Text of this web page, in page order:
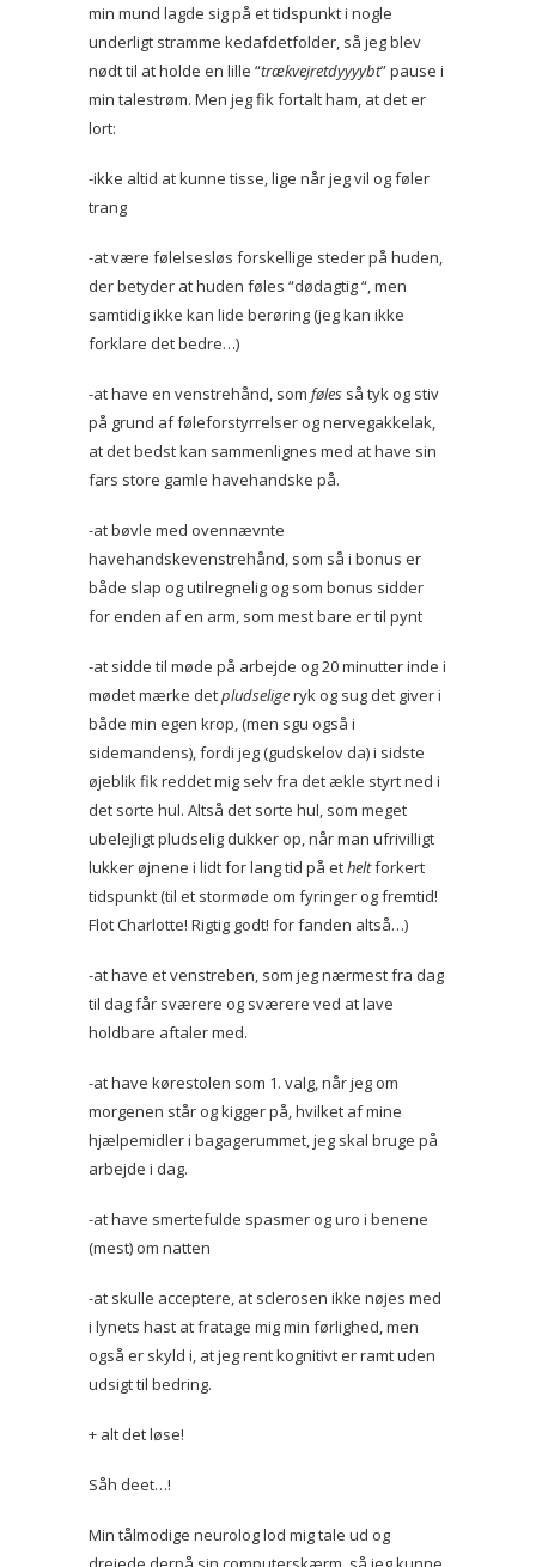
min mund lagde sig på et tidspunkt i nogle
underligt stramme kedafdetfolder, så jeg blev
nødt til at holde en lille “trækvejretdyyyybt” pause i
min talestrøm. Men jeg fik fortalt ham, at det er
lort:
-ikke altid at kunne tisse, lige når jeg vil og føler
trang
-at være følelsesløs forskellige steder på huden,
der betyder at huden føles “dødagtig “, men
samtidig ikke kan lide berøring (jeg kan ikke
forklare det bedre…)
-at have en venstrehånd, som føles så tyk og stiv
på grund af føleforstyrrelser og nervegakkelak,
at det bedst kan sammenlignes med at have sin
fars store gamle havehandske på.
-at bøvle med ovennævnte
havehandskevenstrehånd, som så i bonus er
både slap og utilregnelig og som bonus sidder
for enden af en arm, som mest bare er til pynt
-at sidde til møde på arbejde og 20 minutter inde i
mødet mærke detpludseligeryk og sug det giver i
både min egen krop, (men sgu også i
sidemandens), fordi jeg (gudskelov da) i sidste
øjeblik fik reddet mig selv fra det ækle styrt ned i
det sorte hul. Altså det sorte hul, som meget
ubelejligt pludselig dukker op, når man ufrivilligt
lukker øjnene i lidt for lang tid på etheltforkert
tidspunkt (til et stormøde om fyringer og fremtid!
Flot Charlotte! Rigtig godt! for fanden altså…)
-at have et venstreben, som jeg nærmest fra dag
til dag får sværere og sværere ved at lave
holdbare aftaler med.
-at have kørestolen som 1. valg, når jeg om
morgenen står og kigger på, hvilket af mine
hjælpemidler i bagagerummet, jeg skal bruge på
arbejde i dag.
-at have smertefulde spasmer og uro i benene
(mest) om natten
-at skulle acceptere, at sclerosen ikke nøjes med
i lynets hast at fratage mig min førlighed, men
også er skyld i, at jeg rent kognitivt er ramt uden
udsigt til bedring.
+ alt det løse!
Såh deet…!
Min tålmodige neurolog lod mig tale ud og